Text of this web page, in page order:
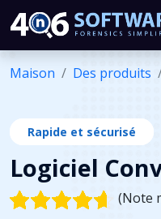
Maison Des produits
Rapide et sécurisé
Logiciel
(Note